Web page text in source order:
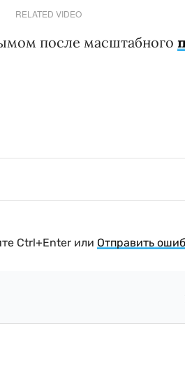
RELATED VIDEO
после масштабного
Ctrl+Enter или Отправить